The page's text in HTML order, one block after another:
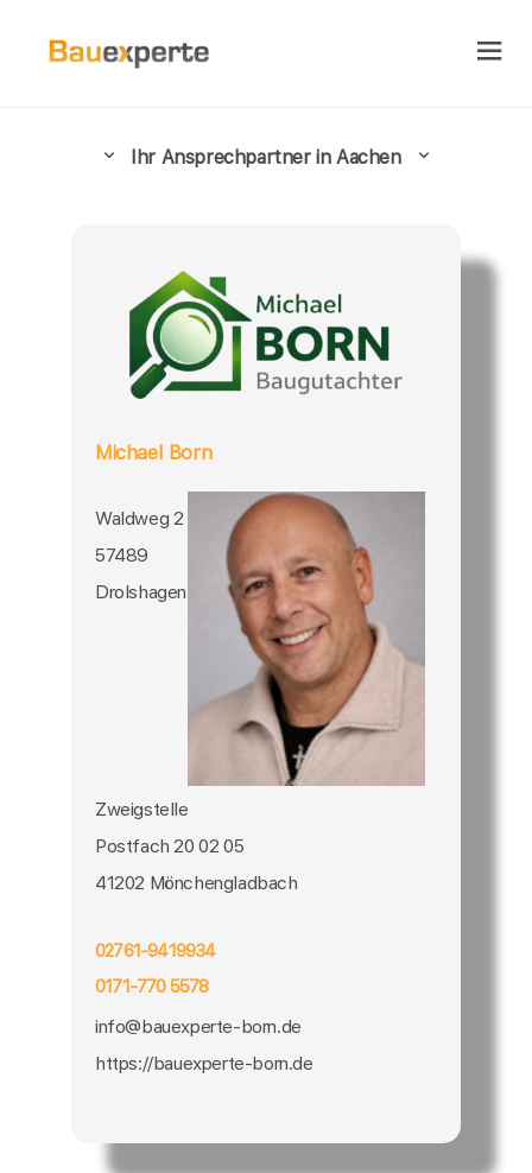
Ihr Ansprechpartner in Aachen
Michael Born
Waldweg 2
57489
Drolshagen
Zweigstelle
Postfach 20 02 05
41202 Mönchengladbach
02761-9419934
0171-770 5578
info@bauexperte-born.de
https://bauexperte-born.de